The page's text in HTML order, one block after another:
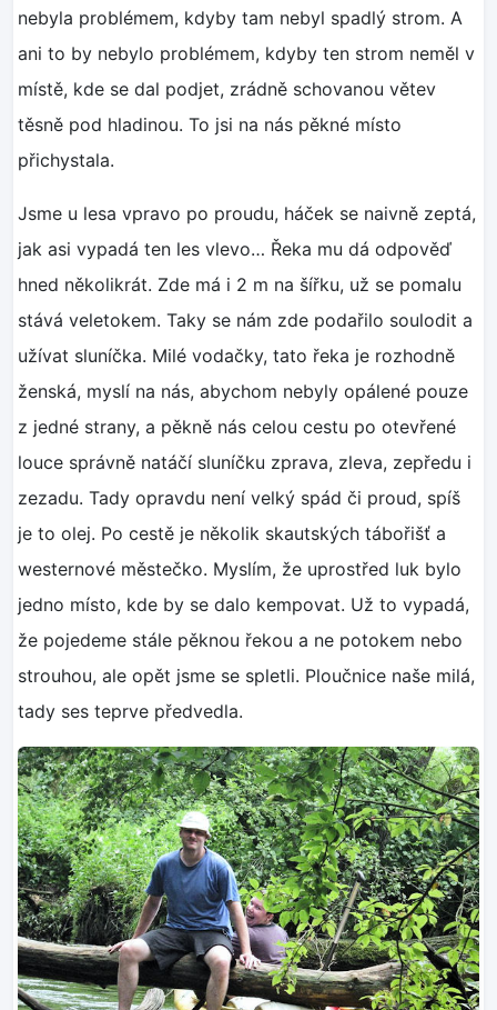
nebyla problémem, kdyby tam nebyl spadlý strom. A
ani to by nebylo problémem, kdyby ten strom neměl v
místě, kde se dal podjet, zrádně schovanou větev
těsně pod hladinou. To jsi na nás pěkné místo
přichystala.
Jsme u lesa vpravo po proudu, háček se naivně zeptá,
jak asi vypadá ten les vlevo… Řeka mu dá odpověď
hned několikrát. Zde má i 2 m na šířku, už se pomalu
stává veletokem. Taky se nám zde podařilo soulodit a
užívat sluníčka. Milé vodačky, tato řeka je rozhodně
ženská, myslí na nás, abychom nebyly opálené pouze
z jedné strany, a pěkně nás celou cestu po otevřené
louce správně natáčí sluníčku zprava, zleva, zepředu i
zezadu. Tady opravdu není velký spád či proud, spíš
je to olej. Po cestě je několik skautských tábořišť a
westernové městečko. Myslím, že uprostřed luk bylo
jedno místo, kde by se dalo kempovat. Už to vypadá,
že pojedeme stále pěknou řekou a ne potokem nebo
strouhou, ale opět jsme se spletli. Ploučnice naše milá,
tady ses teprve předvedla.